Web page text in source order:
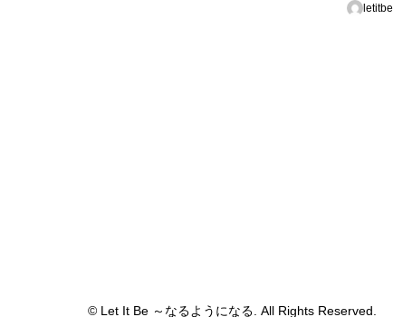
letitbe
© Let It Be ～なるようになる. All Rights Reserved.